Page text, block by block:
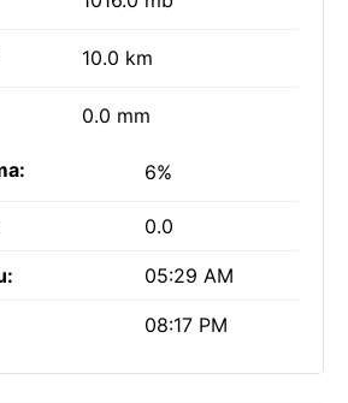
10.0 km
0.0 mm
6%
0.0
05:29 AM
08:17 PM